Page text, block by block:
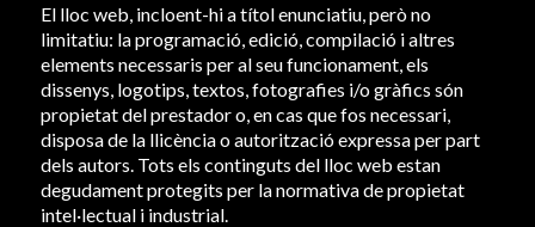
El lloc web, incloent-hi a títol enunciatiu, però no
limitatiu: la programació, edició, compilació i altres
elements necessaris per al seu funcionament, els
dissenys, logotips, textos, fotografies i/o gràfics són
propietat del prestador o, en cas que fos necessari,
disposa de la llicència o autorització expressa per part
dels autors. Tots els continguts del lloc web estan
degudament protegits per la normativa de propietat
intel·lectual i industrial.